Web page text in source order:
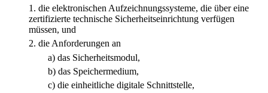
1. die elektronischen Aufzeichnungssysteme, die über eine
zertifizierte technische Sicherheitseinrichtung verfügen
müssen, und
2. die Anforderungen an
a) das Sicherheitsmodul,
b) das Speichermedium,
c) die einheitliche digitale Schnittstelle,